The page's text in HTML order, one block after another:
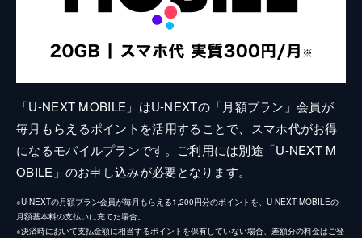
「U-NEXT MOBILE」はU-NEXTの「月額プラン」会員が
毎月もらえるポイントを活用することで、スマホ代がお得
になるモバイルプランです。ご利用には別途「U-NEXT M
OBILE」のお申し込みが必要となります。
※U-NEXTの月額プラン会員が毎月もらえる1,200円分のポイントを、U-NEXT MOBILEの
月額基本料の支払いに充てた場合。
※決済時において支払金額に相当するポイントを保有していない場合、差額分の料金はご登